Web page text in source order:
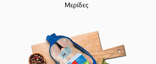
Μερίδες